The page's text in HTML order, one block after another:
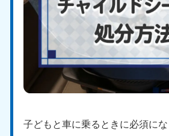
子どもと車に乗るときに必須に